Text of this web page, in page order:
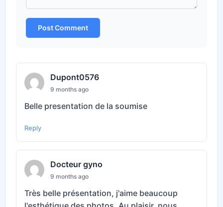
Post Comment
Dupont0576
9 months ago
Belle presentation de la soumise
Reply
Docteur gyno
9 months ago
Très belle présentation, j'aime beaucoup